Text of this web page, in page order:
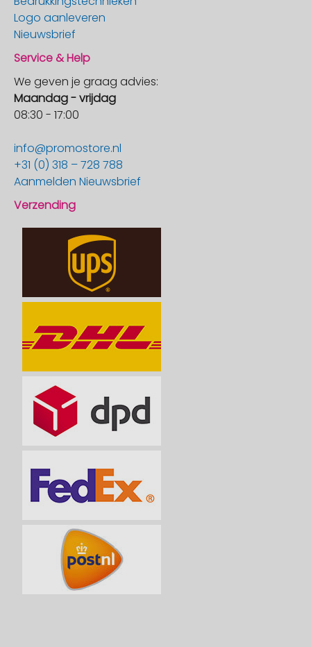
Logo aanleveren
Nieuwsbrief
Service & Help
We geven je graag advies:
Maandag - vrijdag
08:30 - 17:00
info@promostore.nl
+31 (0) 318 – 728 788
Aanmelden Nieuwsbrief
Verzending